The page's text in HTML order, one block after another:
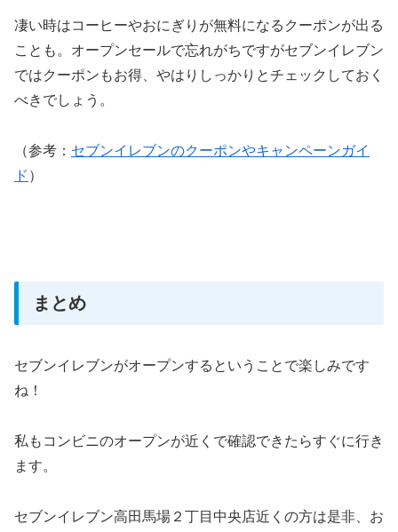
凄い時はコーヒーやおにぎりが無料になるクーポンが出る
ことも。オープンセールで忘れがちですがセブンイレブン
ではクーポンもお得、やはりしっかりとチェックしておく
べきでしょう。
（参考： セブンイレブンのクーポンやキャンペーンガイ
ド ）
まとめ
セブンイレブンがオープンするということで楽しみです
ね！
私もコンビニのオープンが近くで確認できたらすぐに行き
ます。
セブンイレブン高田馬場２丁目中央店近くの方は是非、お